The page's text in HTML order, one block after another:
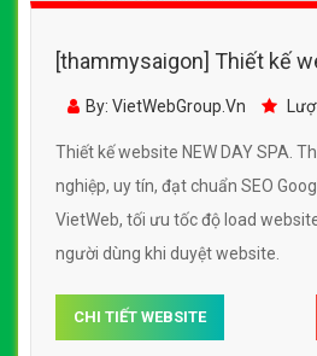
[thammysaigon] Thiết kế
SPA đẹp, chuyên nghiệp
By: VietWebGroup.Vn
Thiết kế website NEW DAY SPA.
nghiệp, uy tín, đạt chuẩn SEO
VietWeb, tối ưu tốc độ load
người dùng khi duyệt website.
CHI TIẾT WEBSITE